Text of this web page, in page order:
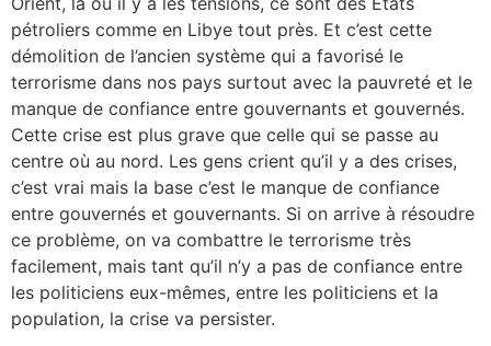
pétroliers comme en Libye tout près. Et c’est cette
démolition de l’ancien système qui a favorisé le
terrorisme dans nos pays surtout avec la pauvreté et le
manque de confiance entre gouvernants et gouvernés.
Cette crise est plus grave que celle qui se passe au
centre où au nord. Les gens crient qu’il y a des crises,
c’est vrai mais la base c’est le manque de confiance
entre gouvernés et gouvernants. Si on arrive à résoudre
ce problème, on va combattre le terrorisme très
facilement, mais tant qu’il n’y a pas de confiance entre
les politiciens eux-mêmes, entre les politiciens et la
population, la crise va persister.